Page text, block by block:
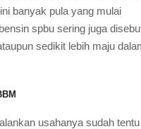
banyak pula yang mulai
spbu sering juga
sedikit lebih maju
usahanya sudah